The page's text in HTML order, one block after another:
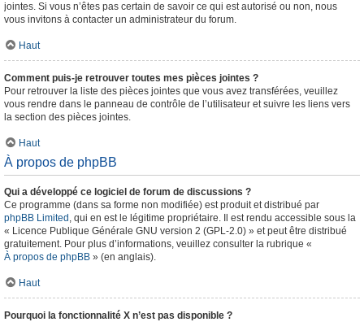
jointes. Si vous n’êtes pas certain de savoir ce qui est autorisé ou non, nous
vous invitons à contacter un administrateur du forum.
Haut
Comment puis-je retrouver toutes mes pièces jointes ?
Pour retrouver la liste des pièces jointes que vous avez transférées, veuillez
vous rendre dans le panneau de contrôle de l’utilisateur et suivre les liens vers
la section des pièces jointes.
Haut
À propos de phpBB
Qui a développé ce logiciel de forum de discussions ?
Ce programme (dans sa forme non modifiée) est produit et distribué par
phpBB Limited , qui en est le légitime propriétaire. Il est rendu accessible sous la
« Licence Publique Générale GNU version 2 (GPL-2.0) » et peut être distribué
gratuitement. Pour plus d’informations, veuillez consulter la rubrique «
À propos de phpBB » (en anglais).
Haut
Pourquoi la fonctionnalité X n’est pas disponible ?